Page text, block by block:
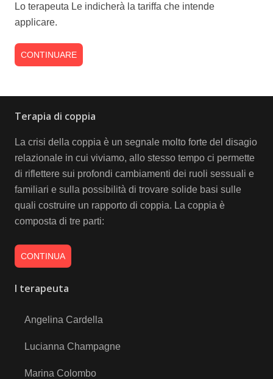
Lo terapeuta Le indicherà la tariffa che intende
applicare.
CONTINUARE
Terapia di coppia
La crisi della coppia è un segnale molto forte del disagio
relazionale in cui viviamo, allo stesso tempo ci permette
di riflettere sui profondi cambiamenti dei ruoli sessuali e
familiari e sulla possibilità di trovare solide basi sulle
quali costruire un rapporto di coppia. La coppia è
composta di tre parti:
CONTINUA
I terapeuta
Angelina Cardella
Lucianna Champagne
Marina Colombo